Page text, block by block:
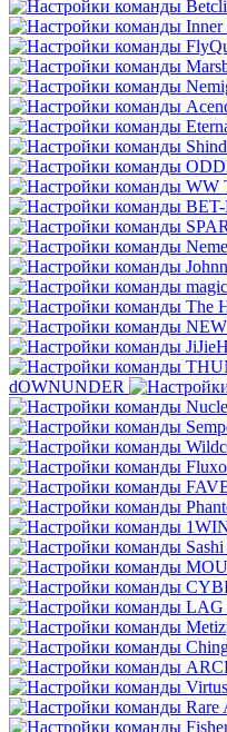
dOWNUNDER